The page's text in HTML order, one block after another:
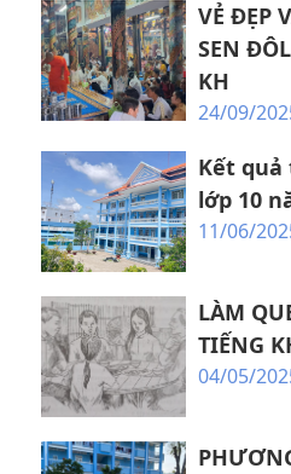
VẺ ĐẸP
SEN
KH
24/09/
Kết
lớp 10
11/06/
LÀM
TIẾNG
04/05/